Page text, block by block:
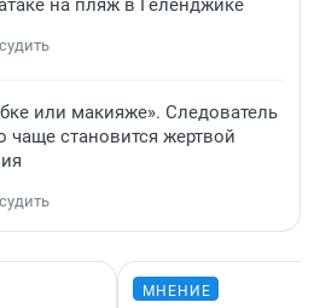
на пляж в Геленджике
или макияже». Следователь
чаще становится жертвой
МНЕНИЕ